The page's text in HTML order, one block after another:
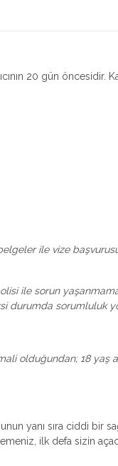
20 gün öncesidir.
ile vize
ile sorun
durumda sorumluluk
olduğundan; 18 yaş
yanı sıra ciddi bir
ilk defa sizin